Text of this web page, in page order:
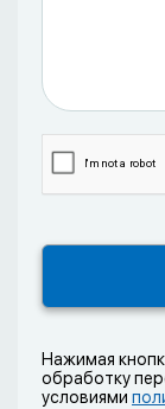
Нажимая
обработку
условиями